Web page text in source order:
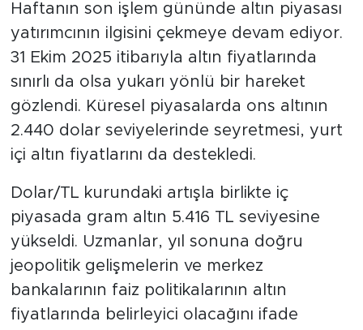
Haftanın son işlem gününde altın piyasası
yatırımcının ilgisini çekmeye devam ediyor.
31 Ekim 2025 itibarıyla altın fiyatlarında
sınırlı da olsa yukarı yönlü bir hareket
gözlendi. Küresel piyasalarda ons altının
2.440 dolar seviyelerinde seyretmesi, yurt
içi altın fiyatlarını da destekledi.
Dolar/TL kurundaki artışla birlikte iç
piyasada gram altın 5.416 TL seviyesine
yükseldi. Uzmanlar, yıl sonuna doğru
jeopolitik gelişmelerin ve merkez
bankalarının faiz politikalarının altın
fiyatlarında belirleyici olacağını ifade